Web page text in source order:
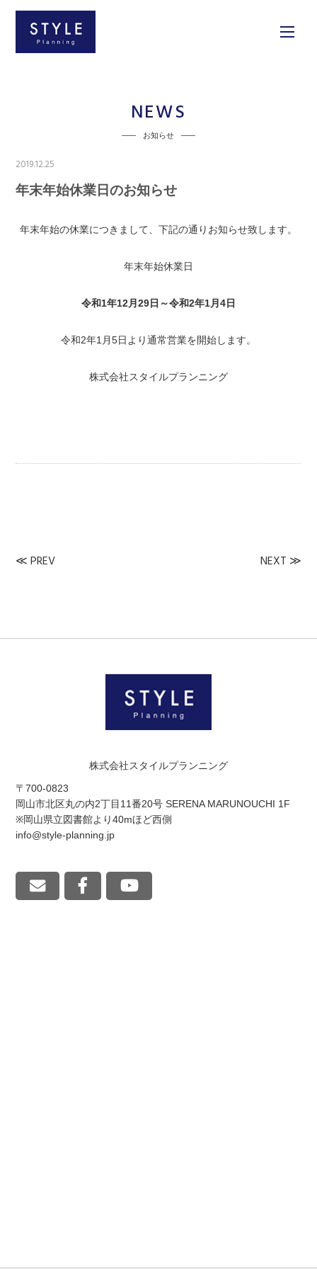
NEWS
お知らせ
2019.12.25
年末年始休業日のお知らせ
年末年始の休業につきまして、下記の通りお知らせ致します。
年末年始休業日
令和1年12月29日～令和2年1月4日
令和2年1月5日より通常営業を開始します。
株式会社スタイルプランニング
≪PREV NEXT ≫
株式会社スタイルプランニング
〒700-0823
岡山市北区丸の内2丁目11番20号 SERENA MARUNOUCHI 1F
※岡山県立図書館より40mほど西側
info@style-planning.jp